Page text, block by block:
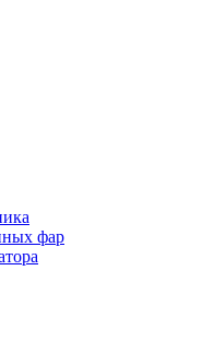
фар